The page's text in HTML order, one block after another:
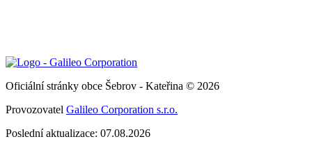
Oficiální stránky obce Šebrov - Kateřina © 2026
Provozovatel Galileo Corporation s.r.o.
Poslední aktualizace: 07.08.2026